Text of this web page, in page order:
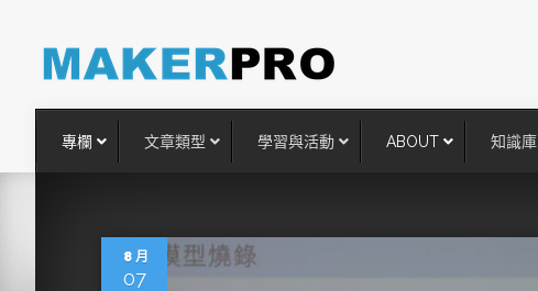
專欄 文章類型 學習與活動 ABOUT 知識庫
8 月
07